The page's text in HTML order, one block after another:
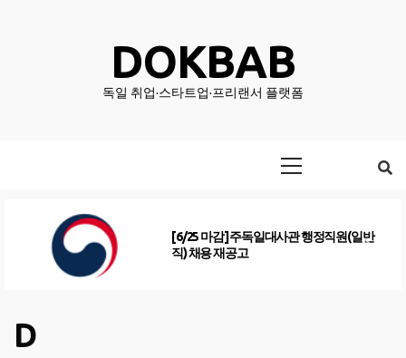
DOKBAB
독일 취업·스타트업·프리랜서 플랫폼
[6/25 마감] 주독일대사관 행정직원(일반
직) 채용 재공고
D